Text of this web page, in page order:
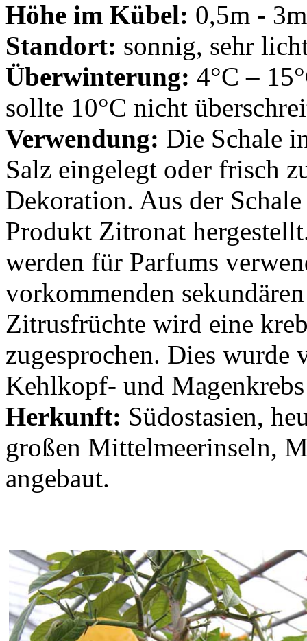
Höhe im Kübel: 0,5m -
Standort: sonnig, sehr
Überwinterung: 4°C –
sollte 10°C nicht
Verwendung: Die Schale
Salz eingelegt oder frisch
Dekoration. Aus der
Produkt Zitronat
werden für Parfums
vorkommenden
Zitrusfrüchte wird eine
zugesprochen. Dies
Kehlkopf- und
Herkunft: Südostasien,
großen Mittelmeerinseln,
angebaut.